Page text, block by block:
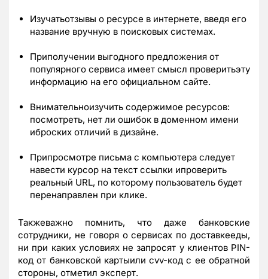
Изучатьотзывы о ресурсе в интернете, введя его
название вручную в поисковых системах.
Приполучении выгодного предложения от
популярного сервиса имеет смысл проверитьэту
информацию на его официальном сайте.
Внимательноизучить содержимое ресурсов:
посмотреть, нет ли ошибок в доменном имени
иброских отличий в дизайне.
Припросмотре письма с компьютера следует
навести курсор на текст ссылки ипроверить
реальный URL, по которому пользователь будет
перенаправлен при клике.
Такжеважно помнить, что даже банковские
сотрудники, не говоря о сервисах по доставкееды,
ни при каких условиях не запросят у клиентов PIN-
код от банковской картыили cvv-код с ее обратной
стороны, отметил эксперт.